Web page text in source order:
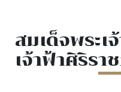
สมเด็จพระเ
เจ้าฟ้าศิริร